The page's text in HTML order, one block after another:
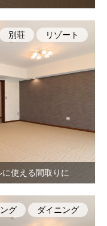
使える間取りに
別荘 リゾート
グ ダイニング